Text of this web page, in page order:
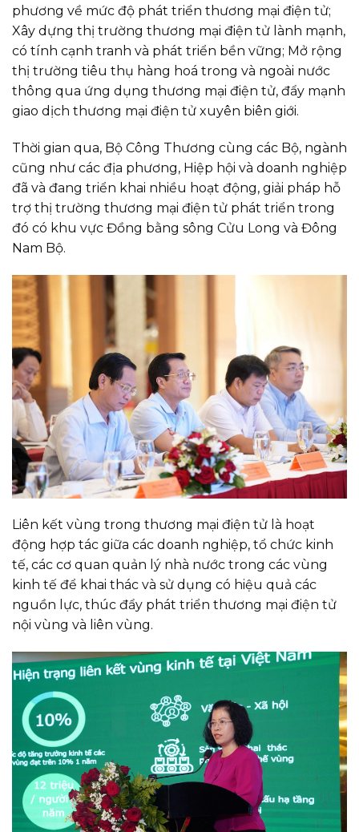
phương về mức độ phát triển thương mại điện tử;
Xây dựng thị trường thương mại điện tử lành mạnh,
có tính cạnh tranh và phát triển bền vững; Mở rộng
thị trường tiêu thụ hàng hoá trong và ngoài nước
thông qua ứng dụng thương mại điện tử, đẩy mạnh
giao dịch thương mại điện tử xuyên biên giới.
Thời gian qua, Bộ Công Thương cùng các Bộ, ngành
cũng như các địa phương, Hiệp hội và doanh nghiệp
đã và đang triển khai nhiều hoạt động, giải pháp hỗ
trợ thị trường thương mại điện tử phát triển trong
đó có khu vực Đồng bằng sông Cửu Long và Đông
Nam Bộ.
Liên kết vùng trong thương mại điện tử là hoạt
động hợp tác giữa các doanh nghiệp, tổ chức kinh
tế, các cơ quan quản lý nhà nước trong các vùng
kinh tế để khai thác và sử dụng có hiệu quả các
nguồn lực, thúc đẩy phát triển thương mại điện tử
nội vùng và liên vùng.